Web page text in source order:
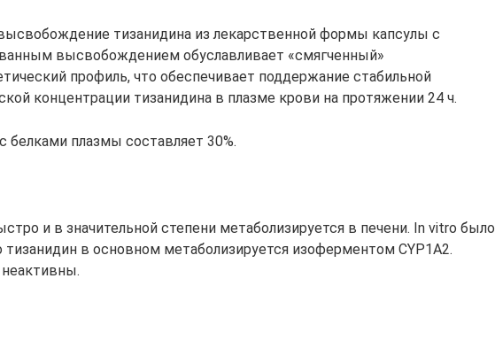
тизанидина из лекарственной формы капсулы с
высвобождением обуславливает «смягченный»
профиль, что обеспечивает поддержание стабильной
концентрации тизанидина в плазме крови на протяжении 24 ч.
белками плазмы составляет 30%.
и в значительной степени метаболизируется в печени. In vitro было
тизанидин в основном метаболизируется изоферментом CYP1А2.